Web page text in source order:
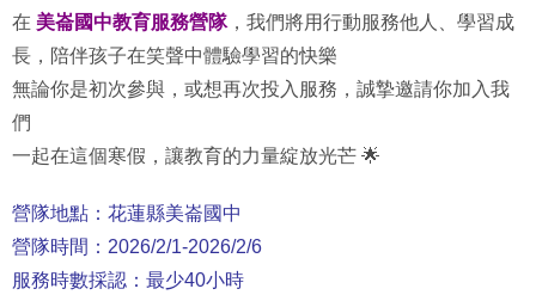
在 美崙國中教育服務營隊，我們將用行動服務他人、學習成
長，陪伴孩子在笑聲中體驗學習的快樂
無論你是初次參與，或想再次投入服務，誠摯邀請你加入我
們
一起在這個寒假，讓教育的力量綻放光芒 🌟
營隊地點：花蓮縣美崙國中
營隊時間：2026/2/1-2026/2/6
服務時數採認：最少40小時